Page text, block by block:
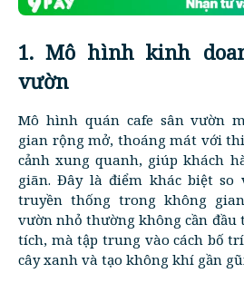
1. Mô hình kinh
vườn
Mô hình quán cafe sân vườn
gian rộng mở, thoáng mát với
cảnh xung quanh, giúp khách
giãn. Đây là điểm khác biệt so
truyền thống trong không
vườn nhỏ thường không cần đầu
tích, mà tập trung vào cách bố
cây xanh và tạo không khí gần